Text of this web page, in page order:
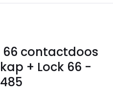
66 contactdoos
+ Lock 66 -